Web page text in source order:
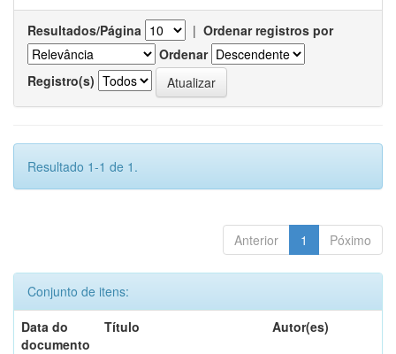
Resultados/Página | Ordenar registros por
Ordenar
Registro(s)
Resultado 1-1 de 1.
Anterior 1 Póximo
Conjunto de itens:
Data do
documento
Título Autor(es)